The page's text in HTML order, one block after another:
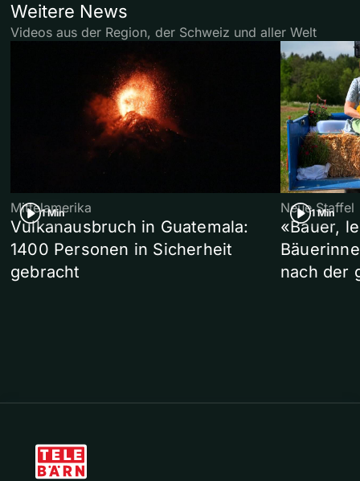
Weitere News
Videos aus der Region, der Schweiz und aller Welt
1 Min
Mittelamerika
Vulkanausbruch in Guatemala:
1400 Personen in Sicherheit
gebracht
1 Min
Neue Staffel
«Bauer,
nach der